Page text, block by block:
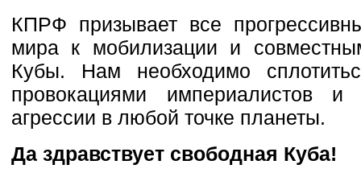
КПРФ призывает все
мира к мобилизации и
Кубы. Нам необходимо
провокациями империалистов и
агрессии в любой точке планеты.
Да здравствует свободная Куба!